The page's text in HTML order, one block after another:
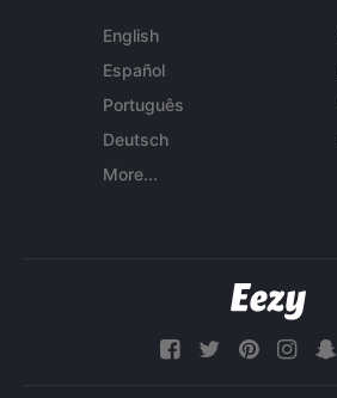
English
Español
Português
Deutsch
More...